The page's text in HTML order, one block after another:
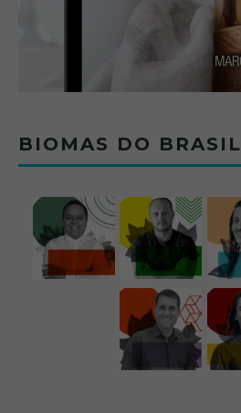
BIOMAS DO BRASIL